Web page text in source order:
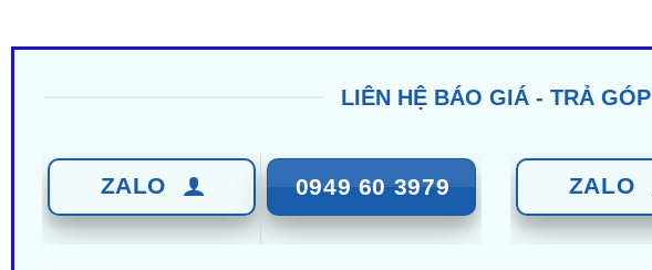
LIÊN HỆ BÁO GIÁ - TRẢ GÓP
ZALO 0949 60 3979 ZALO